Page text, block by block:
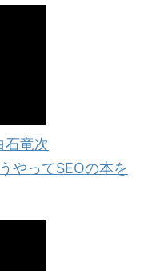
石竜次
やってSEOの本を